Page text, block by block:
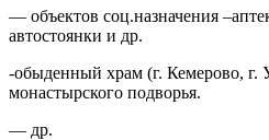
— объектов соц.назначения
автостоянки и др.
-обыденный храм (г. Кемерово, г.
монастырского подворья.
— др.